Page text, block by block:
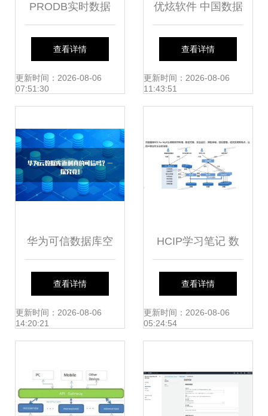
PRODB实时数据
库服务器部署架构
说明
查看详情
更新时间：2026-08-06
07:51:30
优炫软件 中国数据
库创新的坚守与突
破
查看详情
更新时间：2026-08-06
11:43:51
华为可信数据库空
间 引领数据服务新
范式
查看详情
更新时间：2026-08-06
14:20:21
HCIP学习笔记 数
据库服务规划
（5）——数据库
查看详情
更新时间：2026-08-06
05:24:54